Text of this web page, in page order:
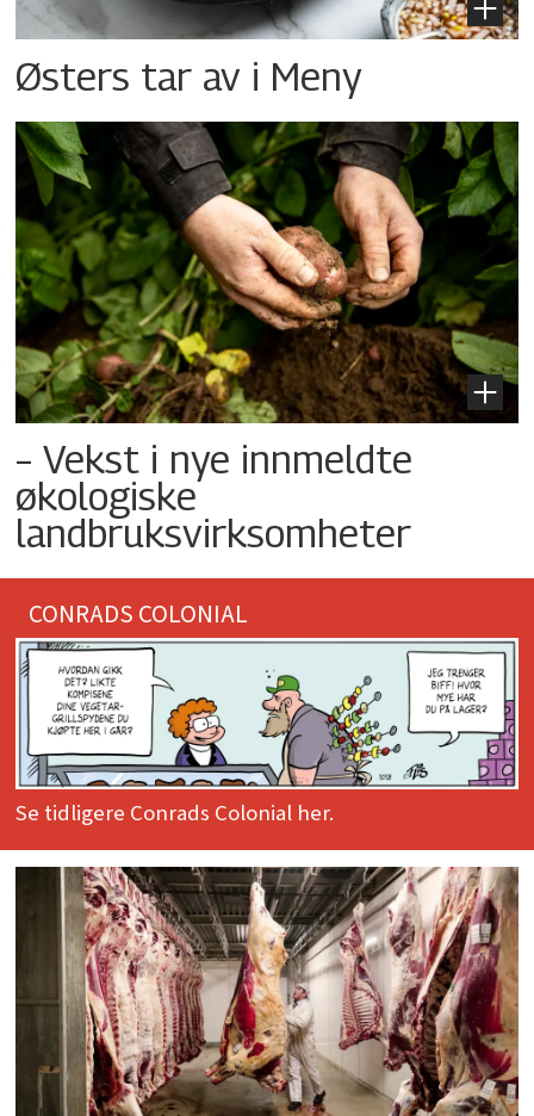
Østers tar av i Meny
– Vekst i nye innmeldte
økologiske
landbruksvirksomheter
CONRADS COLONIAL
Se tidligere Conrads Colonial her.